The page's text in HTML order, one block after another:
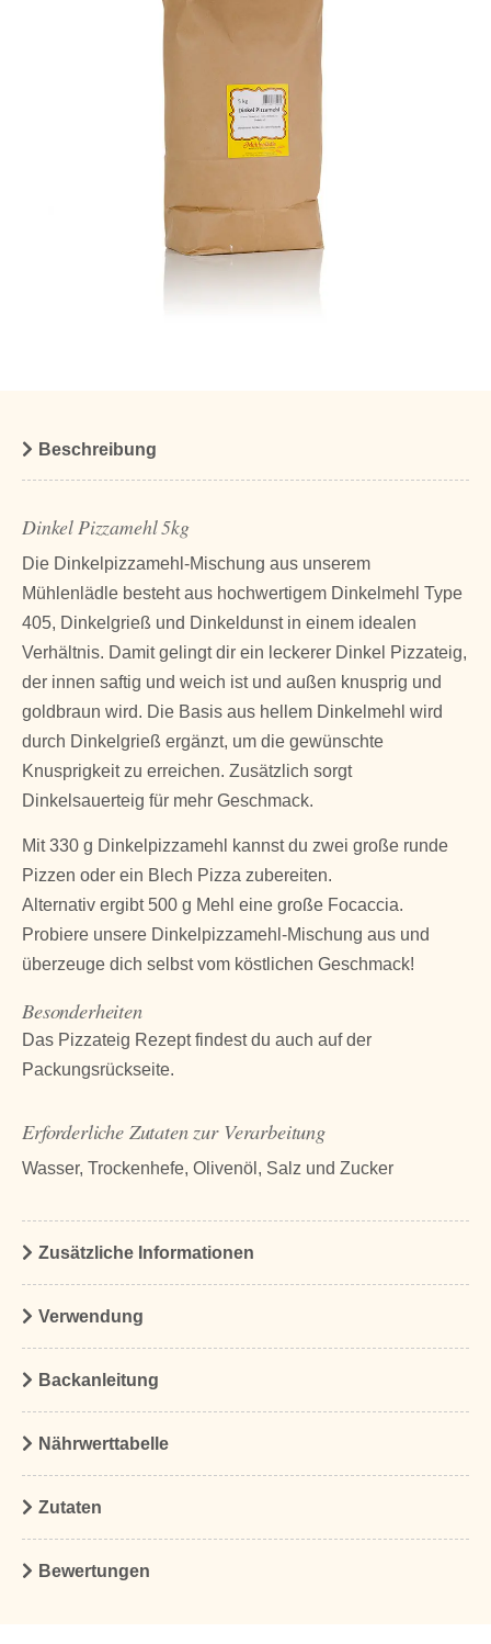
Beschreibung
Dinkel Pizzamehl 5kg
Die Dinkelpizzamehl-Mischung aus unserem
Mühlenlädle besteht aus hochwertigem Dinkelmehl Type
405, Dinkelgrieß und Dinkeldunst in einem idealen
Verhältnis. Damit gelingt dir ein leckerer Dinkel Pizzateig,
der innen saftig und weich ist und außen knusprig und
goldbraun wird. Die Basis aus hellem Dinkelmehl wird
durch Dinkelgrieß ergänzt, um die gewünschte
Knusprigkeit zu erreichen. Zusätzlich sorgt
Dinkelsauerteig für mehr Geschmack.
Mit 330 g Dinkelpizzamehl kannst du zwei große runde
Pizzen oder ein Blech Pizza zubereiten.
Alternativ ergibt 500 g Mehl eine große Focaccia.
Probiere unsere Dinkelpizzamehl-Mischung aus und
überzeuge dich selbst vom köstlichen Geschmack!
Besonderheiten
Das Pizzateig Rezept findest du auch auf der
Packungsrückseite.
Erforderliche Zutaten zur Verarbeitung
Wasser, Trockenhefe, Olivenöl, Salz und Zucker
Zusätzliche Informationen
Verwendung
Backanleitung
Nährwerttabelle
Zutaten
Bewertungen